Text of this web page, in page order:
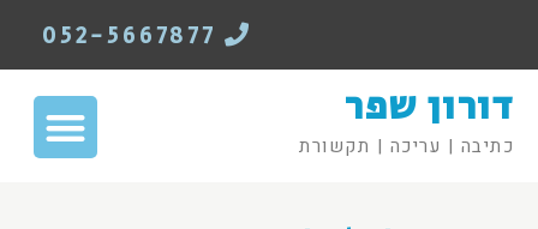
דורון שפר
כתיבה | עריכה | תקשורת